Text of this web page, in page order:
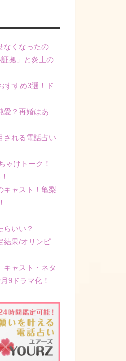
なくなったの
拠」と炎上の
すすめ3選！ド
愛？再婚はあ
される電話占い
ゃけトーク！
キャスト！亀梨
らいい？
結果/オリンピ
キャスト・ネタ
9ドラマ化！